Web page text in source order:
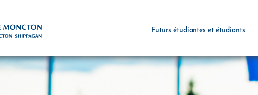
Futurs étudiantes et étudiants